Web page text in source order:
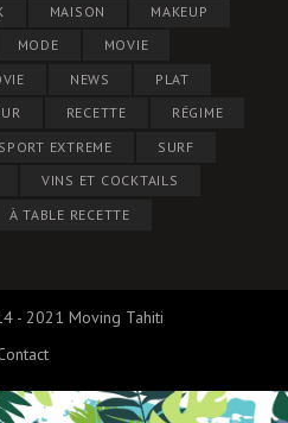
MAISON
MAKEUP
MODE
MOVIE
NEWS
PLAT
RECETTE
RÉGIME
SPORT EXTREME
SURF
VINS ET COCKTAILS
À TABLE RECETTE
- 2021 Moving Tahiti